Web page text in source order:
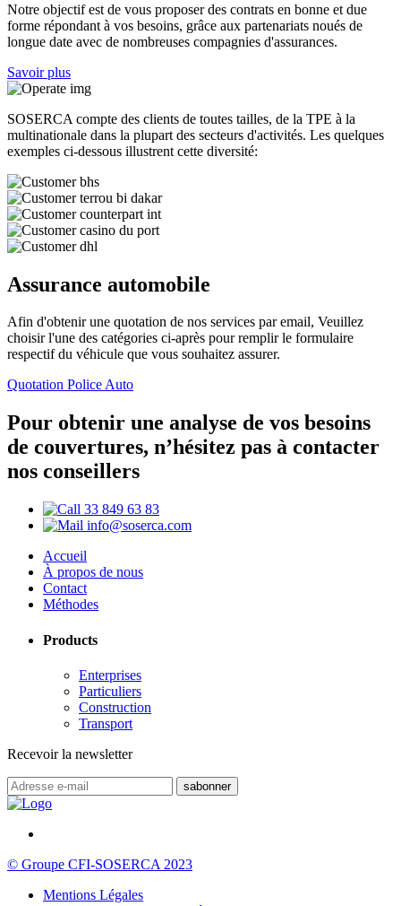
Notre objectif est de vous proposer des contrats en bonne et due
forme répondant à vos besoins, grâce aux partenariats noués de
longue date avec de nombreuses compagnies d'assurances.
Savoir plus
SOSERCA compte des clients de toutes tailles, de la TPE à la
multinationale dans la plupart des secteurs d'activités. Les quelques
exemples ci-dessous illustrent cette diversité:
Assurance automobile
Afin d'obtenir une quotation de nos services par email, Veuillez
choisir l'une des catégories ci-après pour remplir le formulaire
respectif du véhicule que vous souhaitez assurer.
Quotation Police Auto
Pour obtenir une analyse de vos besoins
de couvertures, n’hésitez pas à contacter
nos conseillers
33 849 63 83
info@soserca.com
Accueil
À propos de nous
Contact
Méthodes
Products
Enterprises
Particuliers
Construction
Transport
Recevoir la newsletter
© Groupe CFI-SOSERCA 2023
Mentions Légales